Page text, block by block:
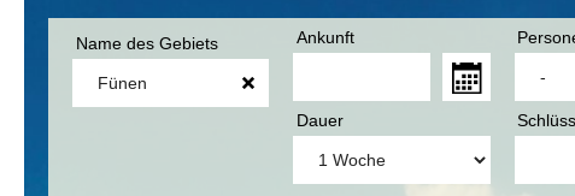
Name des Gebiets Ankunft
Dauer